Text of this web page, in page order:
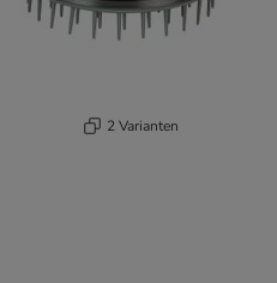
2 Varianten